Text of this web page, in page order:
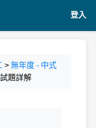
登入
> 無年度 - 中式
題詳解